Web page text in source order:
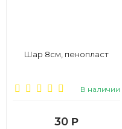
Шар 8см, пенопласт
В наличии
30 Р